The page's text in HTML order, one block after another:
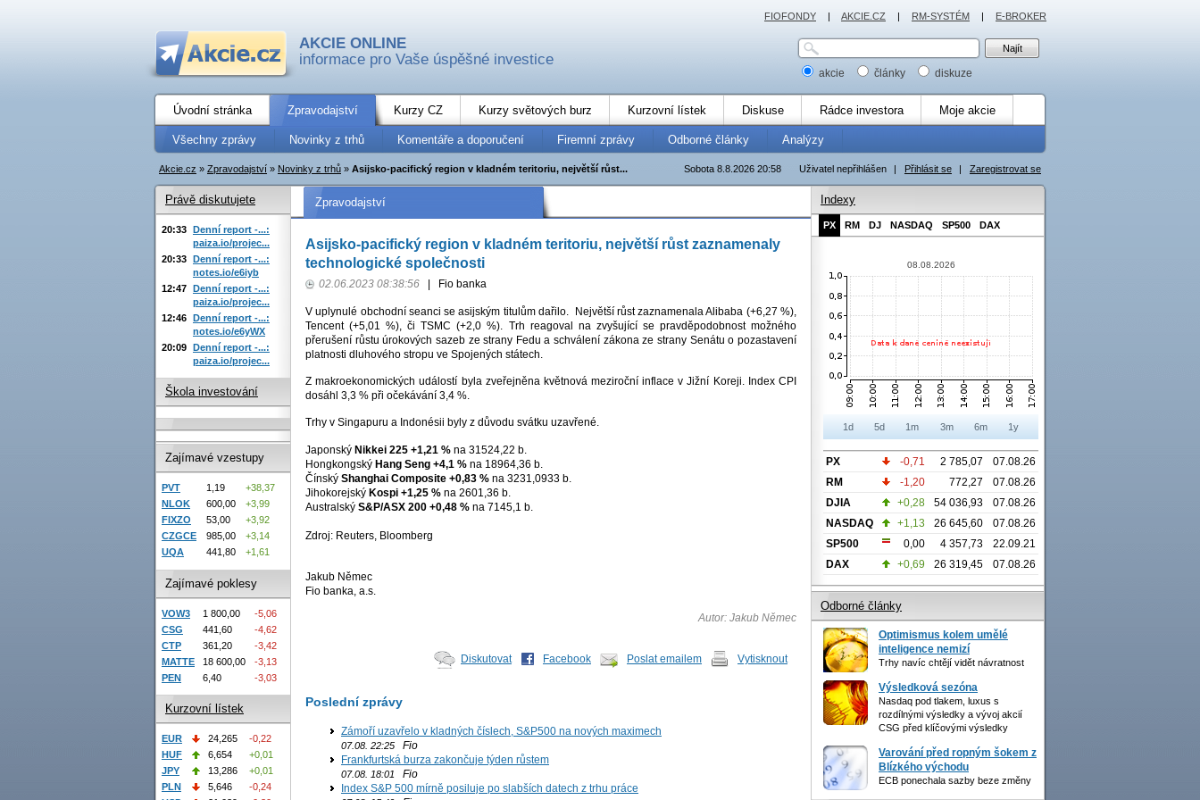
AKCIE ONLINE
informace pro Vaše úspěšné investice
akcie články diskuze
Úvodní stránka Zpravodajství Kurzy CZ Kurzy světových burz Kurzovní lístek Diskuse Rádce investora Moje akcie
Všechny zprávy Novinky z trhů Komentáře a doporučení Firemní zprávy Odborné články Analýzy
Uživatel nepřihlášen | Přihlásit se | Zaregistrovat se
Sobota 8.8.2026 20:58
Akcie.cz » Zpravodajství » Novinky z trhů » Asijsko-pacifický region v kladném teritoriu, největší růst...
Zpravodajství
Asijsko-pacifický region v kladném teritoriu, největší růst zaznamenaly
technologické společnosti
02.06.2023 08:38:56 Fio banka
V uplynulé obchodní seanci se asijským titulům dařilo. Největší růst zaznamenala Alibaba (+6,27 %),
Tencent (+5,01 %), či TSMC (+2,0 %). Trh reagoval na zvyšující se pravděpodobnost možného
přerušení růstu úrokových sazeb ze strany Fedu a schválení zákona ze strany Senátu o pozastavení
platnosti dluhového stropu ve Spojených státech.
Z makroekonomických událostí byla zveřejněna květnová meziroční inflace v Jižní Koreji. Index CPI
dosáhl 3,3 % při očekávání 3,4 %.
Trhy v Singapuru a Indonésii byly z důvodu svátku uzavřené.
Japonský Nikkei 225 +1,21 % na 31524,22 b.
Hongkongský Hang Seng +4,1 % na 18964,36 b.
Čínský Shanghai Composite +0,83 % na 3231,0933 b.
Jihokorejský Kospi +1,25 % na 2601,36 b.
Australský S&P/ASX 200 +0,48 % na 7145,1 b.
Zdroj: Reuters, Bloomberg
Jakub Němec
Fio banka, a.s.
Autor: Jakub Němec
Diskutovat Facebook Poslat emailem Vytisknout
Poslední zprávy
Zámoří uzavřelo v kladných číslech, S&P500 na nových maximech
07.08. 22:25 Fio
Frankfurtská burza zakončuje týden růstem
07.08. 18:01
Fio
Index S&P 500 mírně posiluje po slabších datech z trhu práce
Právě diskutujete
20:33 Denní report -...:
paiza.io/projec...
20:33 Denní report -...:
notes.io/e6iyb
12:47 Denní report -...:
paiza.io/projec...
12:46 Denní report -...:
notes.io/e6yWX
20:09 Denní report -...:
paiza.io/projec...
Škola investování
Zajímavé vzestupy
PVT 1,19
+38,37
NLOK
600,00
+3,99
FIXZO
53,00
+3,92
CZGCE
985,00
+3,14
UQA
441,80 +1,61
Zajímavé poklesy
VOW3 1 800,00
-5,06
CSG
441,60
-4,62
CTP
361,20
-3,42
MATTE
18 600,00
-3,13
PEN
6,40 -3,03
Kurzovní lístek
EUR 24,265
-0,22
HUF
6,654
+0,01
JPY
13,286
+0,01
PLN
5,646
-0,24
Indexy
PX RM DJ NASDAQ SP500 DAX
08.08.2026
1d 5d 1m 3m 6m 1y
PX -0,71 2 785,07
07.08.26
RM
-1,20 772,27
07.08.26
DJIA
+0,28 54 036,93
07.08.26
NASDAQ
+1,13 26 645,60
07.08.26
SP500
0,00 4 357,73
22.09.21
DAX
+0,69 26 319,45 07.08.26
Odborné články
Optimismus kolem umělé
inteligence nemizí
Trhy navíc chtějí vidět návratnost
Výsledková sezóna
Nasdaq pod tlakem, luxus s
rozdílnými výsledky a vývoj akcií
CSG před klíčovými výsledky
Varování před ropným šokem z
Blízkého východu
ECB ponechala sazby beze změny
FIOFONDY | AKCIE.CZ | RM-SYSTÉM | E-BROKER